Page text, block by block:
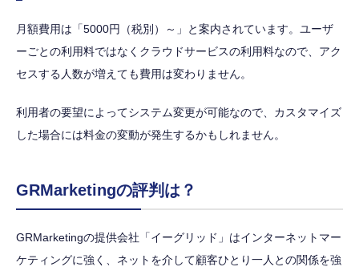
月額費用は「5000円（税別）～」と案内されています。ユーザ
ーごとの利用料ではなくクラウドサービスの利用料なので、アク
セスする人数が増えても費用は変わりません。
利用者の要望によってシステム変更が可能なので、カスタマイズ
した場合には料金の変動が発生するかもしれません。
GRMarketingの評判は？
GRMarketingの提供会社「イーグリッド」はインターネットマー
ケティングに強く、ネットを介して顧客ひとり一人との関係を強